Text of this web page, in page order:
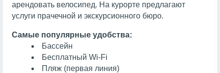
арендовать велосипед. На курорте предлагают
услуги прачечной и экскурсионного бюро.
Самые популярные удобства:
Бассейн
Бесплатный Wi-Fi
Пляж (первая линия)